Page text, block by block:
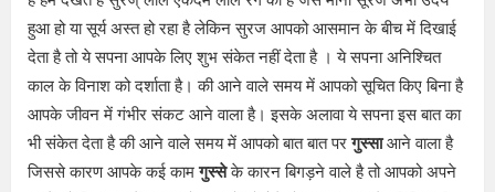
हुआ हो या सूर्य अस्त हो रहा है लेकिन सुरज आपको आसमान के बीच में दिखाई
देता है तो ये सपना आपके लिए शुभ संकेत नहीं देता है । ये सपना अनिश्चित
काल के विनाश को दर्शाता है। की आने वाले समय में आपको सूचित किए बिना है
आपके जीवन में गंभीर संकट आने वाला है। इसके अलावा ये सपना इस बात का
भी संकेत देता है की आने वाले समय में आपको बात बात परगुस्साआने वाला है
जिससे कारण आपके कई कामगुस्सेके कारन बिगड़ने वाले है तो आपको अपने